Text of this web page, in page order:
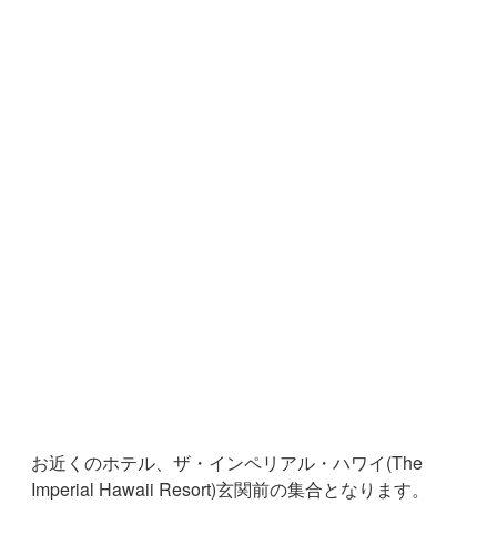
お近くのホテル、ザ・インペリアル・ハワイ(The
Imperial Hawaii Resort)玄関前の集合となります。